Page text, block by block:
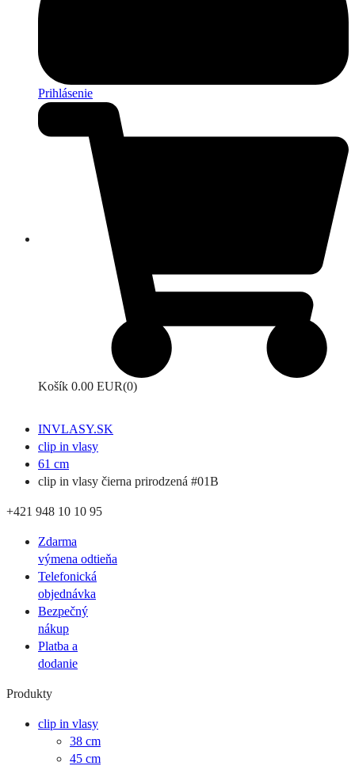
Prihlásenie
Košík 0.00 EUR(0)
INVLASY.SK
clip in vlasy
61 cm
clip in vlasy čierna prirodzená #01B
+421 948 10 10 95
Zdarma
výmena odtieňa
Telefonická
objednávka
Bezpečný
nákup
Platba a
dodanie
Produkty
clip in vlasy
38 cm
45 cm